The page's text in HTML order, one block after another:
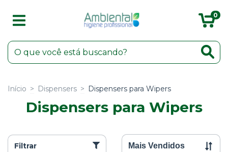
0
Início > Dispensers > Dispensers para Wipers
Dispensers para Wipers
Filtrar